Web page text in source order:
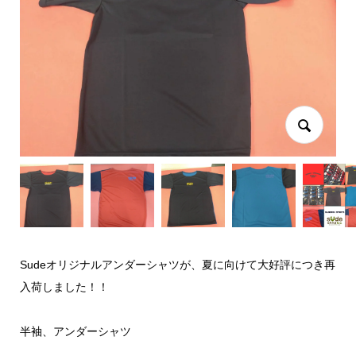
Sudeオリジナルアンダーシャツが、夏に向けて大好評につき再
入荷しました！！
半袖、アンダーシャツ